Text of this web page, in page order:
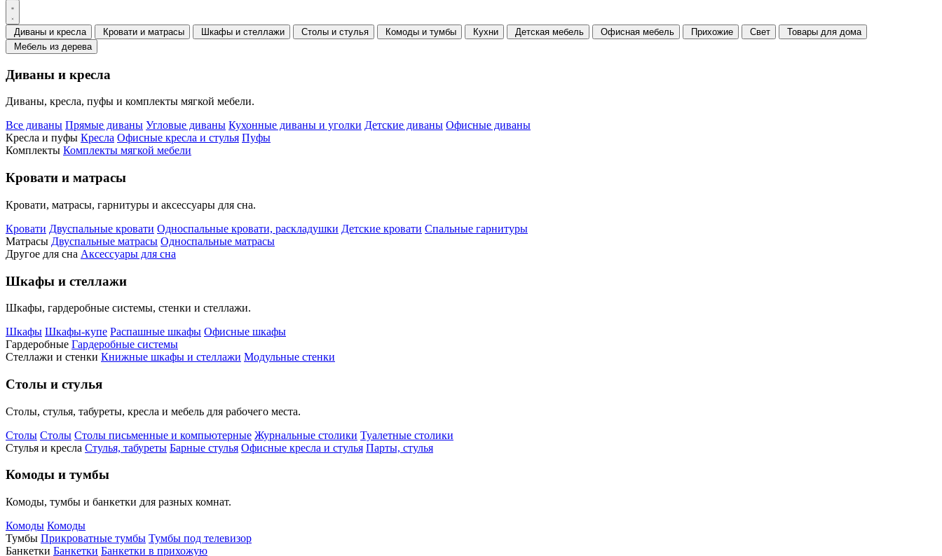
Диваны и кресла Кровати и матрасы Шкафы и стеллажи Столы и стулья Комоды и тумбы Кухни Детская мебель Офисная мебель Прихожие Свет
Товары для дома
Мебель из дерева
Диваны и кресла
Диваны, кресла, пуфы и комплекты мягкой мебели.
Все диваны Прямые диваны Угловые диваны Кухонные диваны и уголки Детские диваны Офисные диваны
Кресла и пуфы Кресла Офисные кресла и стулья Пуфы
Комплекты Комплекты мягкой мебели
Кровати и матрасы
Кровати, матрасы, гарнитуры и аксессуары для сна.
Кровати Двуспальные кровати Односпальные кровати, раскладушки Детские кровати Спальные гарнитуры
Матрасы Двуспальные матрасы Односпальные матрасы
Другое для сна Аксессуары для сна
Шкафы и стеллажи
Шкафы, гардеробные системы, стенки и стеллажи.
Шкафы Шкафы-купе Распашные шкафы Офисные шкафы
Гардеробные Гардеробные системы
Стеллажи и стенки Книжные шкафы и стеллажи Модульные стенки
Столы и стулья
Столы, стулья, табуреты, кресла и мебель для рабочего места.
Столы Столы Столы письменные и компьютерные Журнальные столики Туалетные столики
Стулья и кресла Стулья, табуреты Барные стулья Офисные кресла и стулья Парты, стулья
Комоды и тумбы
Комоды, тумбы и банкетки для разных комнат.
Комоды Комоды
Тумбы Прикроватные тумбы Тумбы под телевизор
Банкетки Банкетки Банкетки в прихожую